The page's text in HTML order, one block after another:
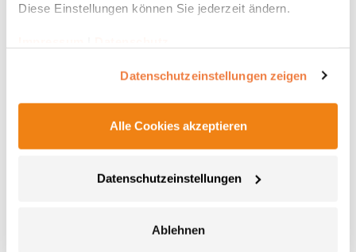
Diese Einstellungen können Sie jederzeit ändern.
Datenschutzeinstellungen zeigen
Alle Cookies akzeptieren
Datenschutzeinstellungen
Ablehnen